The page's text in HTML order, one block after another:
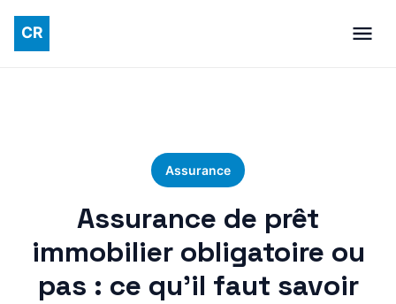
Assurance
Assurance de prêt
immobilier obligatoire ou
pas : ce qu’il faut savoir